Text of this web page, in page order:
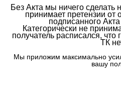
Без Акта мы ничего
принимает претензии от
подписанного
Категорически не
получатель расписался, что
ТК
Мы приложим максимально
вашу